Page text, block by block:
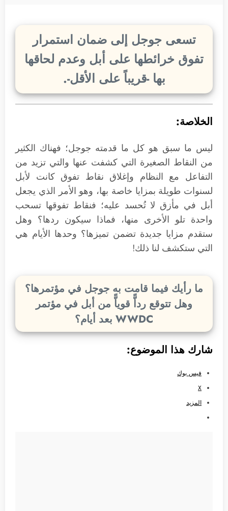
تسعى جوجل إلى ضمان استمرار
تفوق خرائطها على أبل وعدم لحاقها
بها -قريباً على الأقل-.
الخلاصة:
ليس ما سبق هو كل ما قدمته جوجل؛ فهناك الكثير
من النقاط الصغيرة التي كشفت عنها والتي تزيد من
التفاعل مع النظام وإغلاق نقاط تفوق كانت لأبل
لسنوات طويلة بمزايا خاصة بها، وهو الأمر الذي يجعل
أبل في مأزق لا تُحسد عليه؛ فنقاط تفوقها تسحب
واحدة تلو الأخرى منها، فماذا سيكون ردها؟ وهل
ستقدم مزايا جديدة تضمن تميزها؟ وحدها الأيام هي
التي ستكشف لنا ذلك!
ما رأيك فيما قامت به جوجل في مؤتمرها؟
وهل تتوقع رداًّ قوياًّ من أبل في مؤتمر
WWDC بعد أيام؟
شارك هذا الموضوع:
فيس بوك
X
المزيد